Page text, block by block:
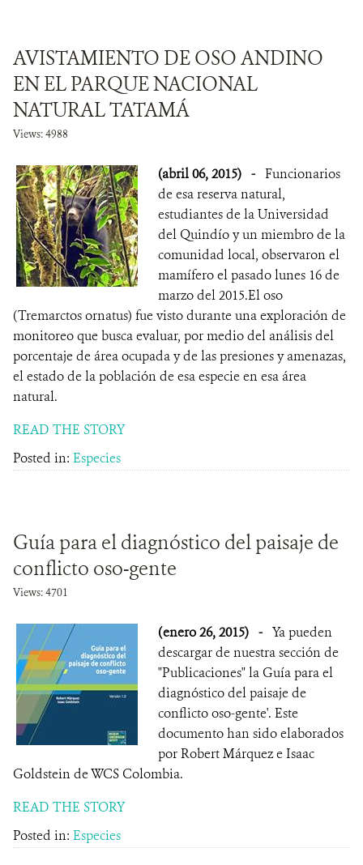
AVISTAMIENTO DE OSO ANDINO
EN EL PARQUE NACIONAL
NATURAL TATAMÁ
Views: 4988
(abril 06, 2015) - Funcionarios
de esa reserva natural,
estudiantes de la Universidad
del Quindío y un miembro de la
comunidad local, observaron el
mamífero el pasado lunes 16 de
marzo del 2015.El oso
(Tremarctos ornatus) fue visto durante una exploración de
monitoreo que busca evaluar, por medio del análisis del
porcentaje de área ocupada y de las presiones y amenazas,
el estado de la población de esa especie en esa área
natural.
READ THE STORY
Posted in: Especies
Guía para el diagnóstico del paisaje de
conflicto oso-gente
Views: 4701
(enero 26, 2015) - Ya pueden
descargar de nuestra sección de
"Publicaciones" la Guía para el
diagnóstico del paisaje de
conflicto oso-gente'. Este
documento han sido elaborados
por Robert Márquez e Isaac
Goldstein de WCS Colombia.
READ THE STORY
Posted in: Especies